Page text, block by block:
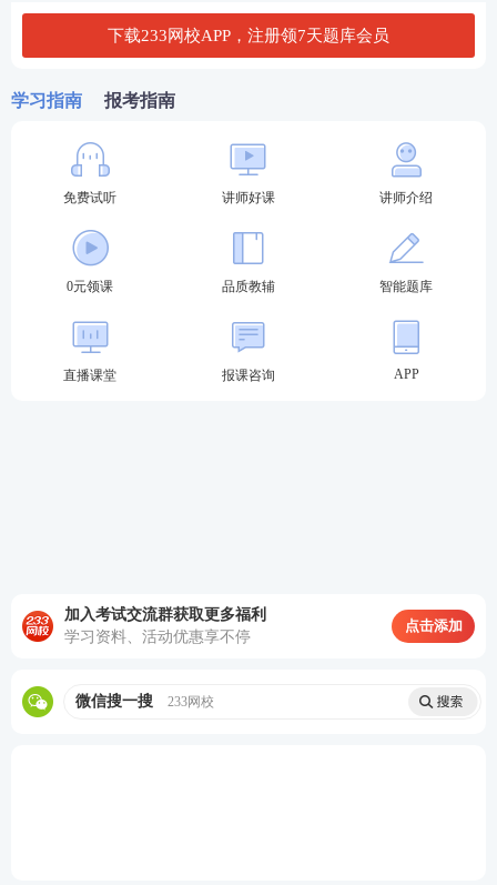
别通过233网校APP-【我的资料包/233商城】中查
其中以下5个知识点错误率最高，成为本次模考的TOP
5 重灾区，也是后续复习的重中之重。
下载233网校APP，注册领7天题库会员
学习指南 报考指南
免费试听 讲师好课 讲师介绍
0元领课 品质教辅 智能题库
直播课堂 报课咨询 APP
加入考试交流群获取更多福利
学习资料、活动优惠享不停
点击添加
微信搜一搜 233网校